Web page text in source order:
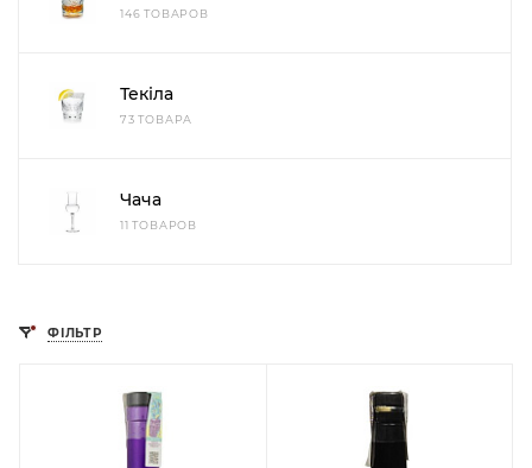
146 ТОВАРОВ
Текіла
73 ТОВАРА
Чача
11 ТОВАРОВ
ФІЛЬТР